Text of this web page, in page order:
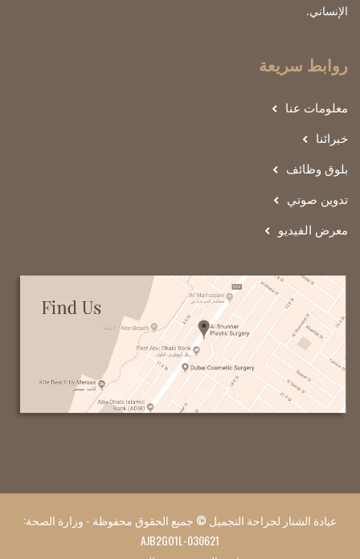
الإنساني.
روابط سريعة
معلومات عنا
خبرائنا
بلوق وظائف
تدوين صوتي
معرض الفيديو
عيادة الشنار لجراحة التجميل © جميع الحقوق محفوظة - وزارة الصحة:
AJB2GO1L-030621